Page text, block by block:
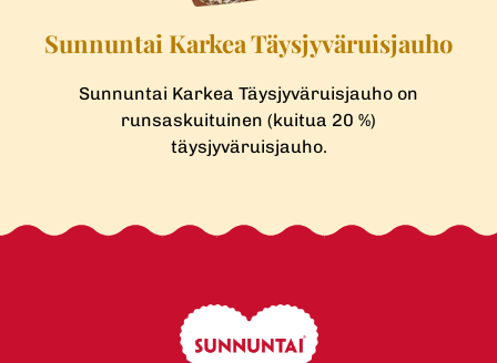
Sunnuntai Karkea Täysjyväruisjauho
Sunnuntai Karkea Täysjyväruisjauho on
runsaskuituinen (kuitua 20 %)
täysjyväruisjauho.